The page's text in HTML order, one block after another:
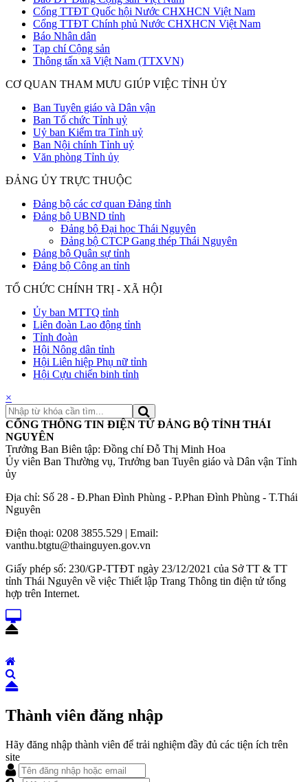
Cổng TTĐT Quốc hội Nước CHXHCN Việt Nam
Cổng TTĐT Chính phủ Nước CHXHCN Việt Nam
Báo Nhân dân
Tạp chí Cộng sản
Thông tấn xã Việt Nam (TTXVN)
CƠ QUAN THAM MƯU GIÚP VIỆC TỈNH ỦY
Ban Tuyên giáo và Dân vận
Ban Tổ chức Tỉnh uỷ
Uỷ ban Kiểm tra Tỉnh uỷ
Ban Nội chính Tỉnh uỷ
Văn phòng Tỉnh ủy
ĐẢNG ỦY TRỰC THUỘC
Đảng bộ các cơ quan Đảng tỉnh
Đảng bộ UBND tỉnh
Đảng bộ Đại học Thái Nguyên
Đảng bộ CTCP Gang thép Thái Nguyên
Đảng bộ Quân sự tỉnh
Đảng bộ Công an tỉnh
TỔ CHỨC CHÍNH TRỊ - XÃ HỘI
Ủy ban MTTQ tỉnh
Liên đoàn Lao động tỉnh
Tỉnh đoàn
Hội Nông dân tỉnh
Hội Liên hiệp Phụ nữ tỉnh
Hội Cựu chiến binh tỉnh
×
CỔNG THÔNG TIN ĐIỆN TỬ ĐẢNG BỘ TỈNH THÁI
NGUYÊN
Trưởng Ban Biên tập: Đồng chí Đỗ Thị Minh Hoa
Ủy viên Ban Thường vụ, Trưởng ban Tuyên giáo và Dân vận Tỉnh
ủy
Địa chỉ: Số 28 - Đ.Phan Đình Phùng - P.Phan Đình Phùng - T.Thái
Nguyên
Điện thoại: 0208 3855.529 | Email:
vanthu.btgtu@thainguyen.gov.vn
Giấy phép số: 230/GP-TTĐT ngày 23/12/2021 của Sở TT & TT
tỉnh Thái Nguyên về việc Thiết lập Trang Thông tin điện tử tổng
hợp trên Internet.
Thành viên đăng nhập
Hãy đăng nhập thành viên để trải nghiệm đầy đủ các tiện ích trên
site